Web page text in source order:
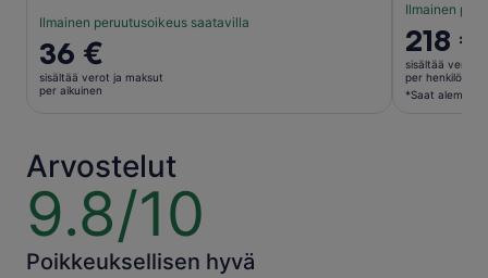
Ilmainen peruutusoikeus saatavilla
Hinta
on
36 €
36 €
sisältää verot ja maksut
per aikuinen
Ilmainen
Hinta
on
218 €
per
218 €
sisältää verot
per henkilö*
*Saat
Arvostelut
9.8/10
9.8
kautta
10
Poikkeuksellisen hyvä